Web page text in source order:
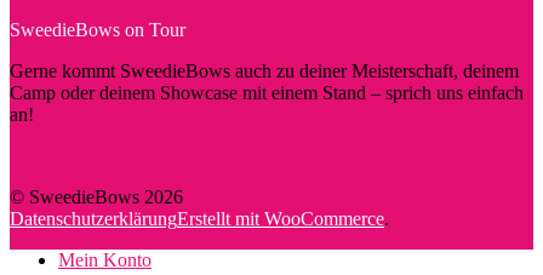
SweedieBows on Tour
Gerne kommt SweedieBows auch zu deiner Meisterschaft, deinem
Camp oder deinem Showcase mit einem Stand – sprich uns einfach
an!
© SweedieBows 2026
DatenschutzerklärungErstellt mit WooCommerce.
Mein Konto